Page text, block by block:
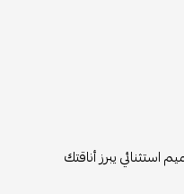
يبرز أناقتك